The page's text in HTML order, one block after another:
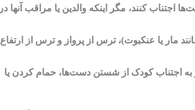
کنند، مگر اینکه والدین یا مراقب آنها در
یا عنکبوت)، ترس از پرواز و ترس از ارتفاع
به اجتناب کودک از شستن دست‌ها، حمام کردن یا